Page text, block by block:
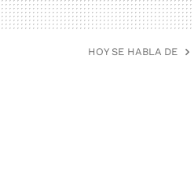
HOY SE HABLA DE